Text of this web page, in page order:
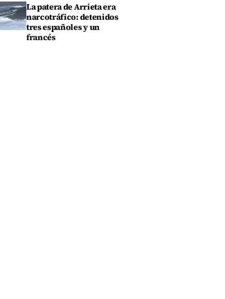
La patera de Arrieta era
narcotráfico: detenidos
tres españoles y un
francés